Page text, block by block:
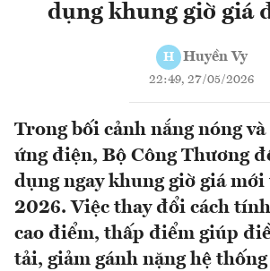
dụng khung giờ giá
H Huyền Vy
22:49, 27/05/2026
Trong bối cảnh nắng nóng
ứng điện, Bộ Công Thương
dụng ngay khung giờ giá
2026. Việc thay đổi cách
cao điểm, thấp điểm giúp
tải, giảm gánh nặng hệ